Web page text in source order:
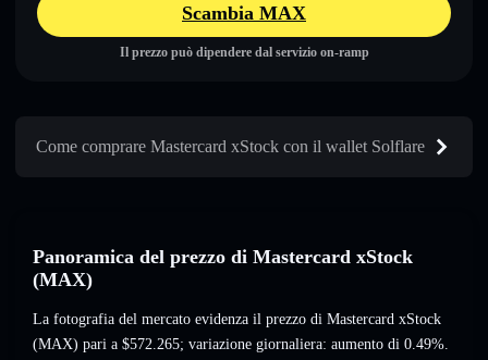
Scambia MAX
Il prezzo può dipendere dal servizio on-ramp
Come comprare Mastercard xStock con il wallet Solflare
Panoramica del prezzo di Mastercard xStock
(MAX)
La fotografia del mercato evidenza il prezzo di Mastercard xStock
(MAX) pari a $572.265; variazione giornaliera: aumento di 0.49%.